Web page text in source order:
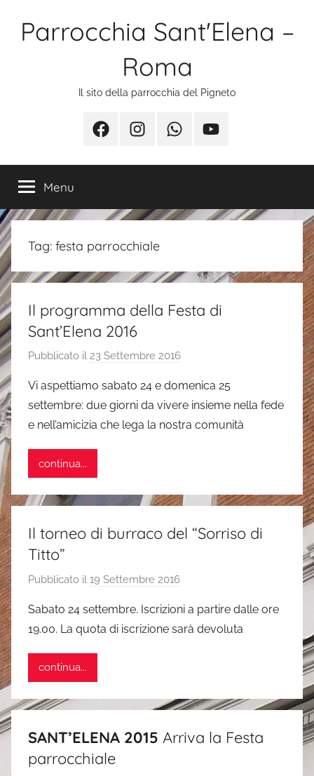
Parrocchia Sant'Elena –
Roma
Il sito della parrocchia del Pigneto
FacebookInstagramWhatsappYoutube
Menu
Tag: festa parrocchiale
Il programma della Festa di
Sant’Elena 2016
Pubblicato il 23 Settembre 2016
s
i
m
Vi aspettiamo sabato 24 e domenica 25
settembre: due giorni da vivere insieme nella fede
e nell’amicizia che lega la nostra comunità
continua...
Il torneo di burraco del “Sorriso di
Titto”
Pubblicato il 19 Settembre 2016
a
n
a
Sabato 24 settembre. Iscrizioni a partire dalle ore
19.00. La quota di iscrizione sarà devoluta
continua...
SANT’ELENA 2015 Arriva la Festa
parrocchiale